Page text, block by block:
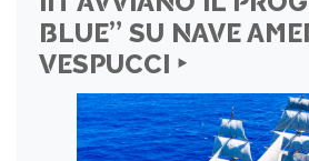
BLUE” SU NAVE
VESPUCCI ‣